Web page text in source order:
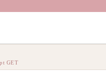
GET
料》